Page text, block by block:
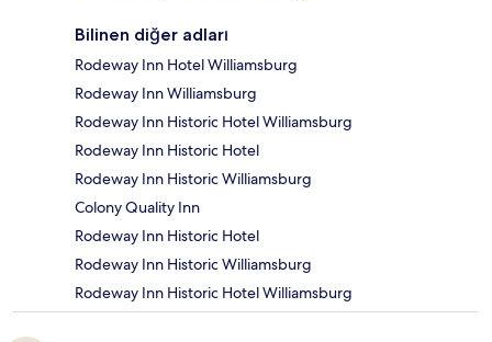
Bilinen diğer adları
Rodeway Inn Hotel Williamsburg
Rodeway Inn Williamsburg
Rodeway Inn Historic Hotel Williamsburg
Rodeway Inn Historic Hotel
Rodeway Inn Historic Williamsburg
Colony Quality Inn
Rodeway Inn Historic Hotel
Rodeway Inn Historic Williamsburg
Rodeway Inn Historic Hotel Williamsburg